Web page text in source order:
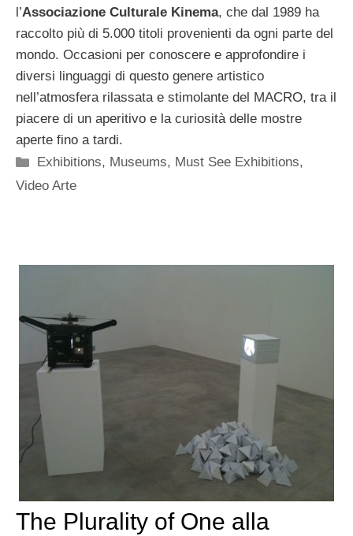
l’Associazione Culturale Kinema, che dal 1989 ha
raccolto più di 5.000 titoli provenienti da ogni parte del
mondo. Occasioni per conoscere e approfondire i
diversi linguaggi di questo genere artistico
nell’atmosfera rilassata e stimolante del MACRO, tra il
piacere di un aperitivo e la curiosità delle mostre
aperte fino a tardi.
Categorie
Exhibitions, Museums, Must See Exhibitions,
Video Arte
The Plurality of One alla